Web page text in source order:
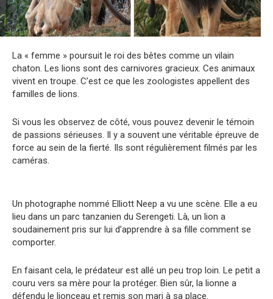
La « femme » poursuit le roi des bêtes comme un vilain
chaton. Les lions sont des carnivores gracieux. Ces animaux
vivent en troupe. C’est ce que les zoologistes appellent des
familles de lions.
Si vous les observez de côté, vous pouvez devenir le témoin
de passions sérieuses. Il y a souvent une véritable épreuve de
force au sein de la fierté. Ils sont régulièrement filmés par les
caméras.
Un photographe nommé Elliott Neep a vu une scène. Elle a eu
lieu dans un parc tanzanien du Serengeti. Là, un lion a
soudainement pris sur lui d’apprendre à sa fille comment se
comporter.
En faisant cela, le prédateur est allé un peu trop loin. Le petit a
couru vers sa mère pour la protéger. Bien sûr, la lionne a
défendu le lionceau et remis son mari à sa place.